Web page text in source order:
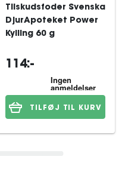
Tilskudsfoder Svenska
DjurApoteket Power
Kylling 60 g
114:-
TILFØJ TIL KURV